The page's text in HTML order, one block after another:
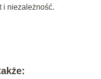
i niezależność.